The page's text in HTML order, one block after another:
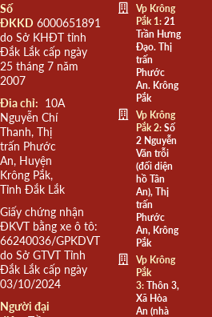
Số
ĐKKD 6000651891
do Sở KHĐT tỉnh
Đắk Lắk cấp ngày
25 tháng 7 năm
2007
Đia chỉ: 10A
Nguyễn Chí
Thanh, Thị
trấn Phước
An, Huyện
Krông Pắk,
Tỉnh Đắk Lắk
Giấy chứng nhận
ĐKVT bằng xe ô tô:
66240036/GPKDVT
do Sở GTVT Tỉnh
Đắk Lắk cấp ngày
03/10/2024
Người đại
Vp Krông
Pắk 1:21
Trần Hưng
Đạo. Thị
trấn
Phước
An. Krông
Pắk
Vp Krông
Pắk 2:Số
2 Nguyễn
Văn trỗi
(đối diện
hồ Tân
An), Thị
trấn
Phước
An, Krông
Pắk
Vp Krông
Pắk
3:Thôn 3,
Xã Hòa
An (nhà